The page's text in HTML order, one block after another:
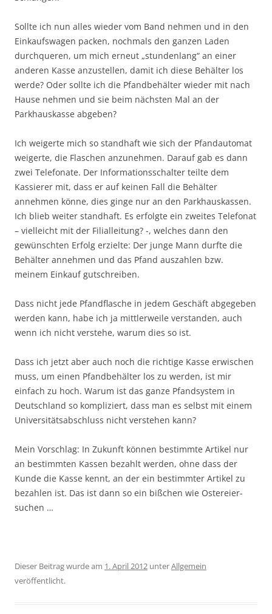
Sollte ich nun alles wieder vom Band nehmen und in den
Einkaufswagen packen, nochmals den ganzen Laden
durchqueren, um mich erneut „stundenlang“ an einer
anderen Kasse anzustellen, damit ich diese Behälter los
werde? Oder sollte ich die Pfandbehälter wieder mit nach
Hause nehmen und sie beim nächsten Mal an der
Parkhauskasse abgeben?
Ich weigerte mich so standhaft wie sich der Pfandautomat
weigerte, die Flaschen anzunehmen. Darauf gab es dann
zwei Telefonate. Der Informationsschalter teilte dem
Kassierer mit, dass er auf keinen Fall die Behälter
annehmen könne, dies ginge nur an den Parkhauskassen.
Ich blieb weiter standhaft. Es erfolgte ein zweites Telefonat
– vielleicht mit der Filialleitung? -, welches dann den
gewünschten Erfolg erzielte: Der junge Mann durfte die
Behälter annehmen und das Pfand auszahlen bzw.
meinem Einkauf gutschreiben.
Dass nicht jede Pfandflasche in jedem Geschäft abgegeben
werden kann, habe ich ja mittlerweile verstanden, auch
wenn ich nicht verstehe, warum dies so ist.
Dass ich jetzt aber auch noch die richtige Kasse erwischen
muss, um einen Pfandbehälter los zu werden, ist mir
einfach zu hoch. Warum ist das ganze Pfandsystem in
Deutschland so kompliziert, dass man es selbst mit einem
Universitätsabschluss nicht verstehen kann?
Mein Vorschlag: In Zukunft können bestimmte Artikel nur
an bestimmten Kassen bezahlt werden, ohne dass der
Kunde die Kasse kennt, an der ein bestimmter Artikel zu
bezahlen ist. Das ist dann so ein bißchen wie Ostereier-
suchen …
Dieser Beitrag wurde am 1. April 2012 unterAllgemein
veröffentlicht.